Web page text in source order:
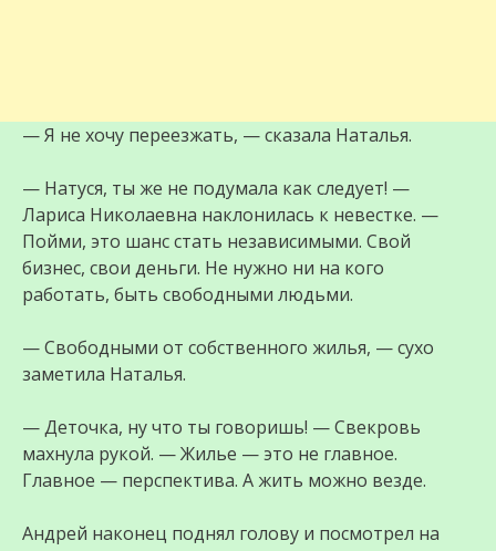
— Я не хочу переезжать, — сказала Наталья.
— Натуся, ты же не подумала как следует! —
Лариса Николаевна наклонилась к невестке. —
Пойми, это шанс стать независимыми. Свой
бизнес, свои деньги. Не нужно ни на кого
работать, быть свободными людьми.
— Свободными от собственного жилья, — сухо
заметила Наталья.
— Деточка, ну что ты говоришь! — Свекровь
махнула рукой. — Жилье — это не главное.
Главное — перспектива. А жить можно везде.
Андрей наконец поднял голову и посмотрел на